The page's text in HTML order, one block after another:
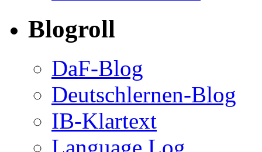
Blogroll
DaF-Blog
Deutschlernen-Blog
IB-Klartext
Language Log